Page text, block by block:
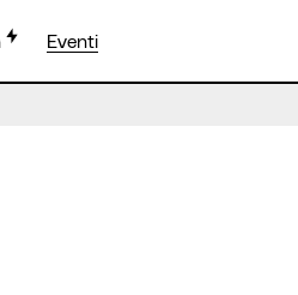
Eventi